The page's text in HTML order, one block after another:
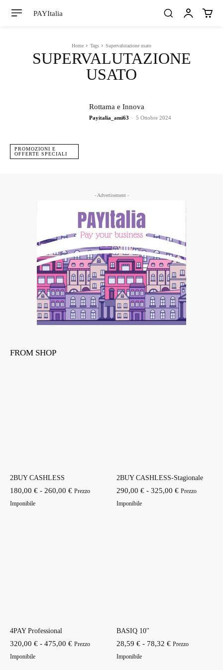
PAYItalia
Home Tags Supervalutazione usato
SUPERVALUTAZIONE
USATO
PROMOZIONI E
OFFERTE SPECIALI
Rottama e Innova
Payitalia_ami63 - 5 Ottobre 2024
- Advertisement -
FROM SHOP
2BUY CASHLESS
180,00 € - 260,00 €Fascia
Prezzo
Imponibile
2BUY CASHLESS-Stagionale
290,00 € - 325,00 €Fascia
Prezzo
Imponibile
4PAY Professional
320,00 € - 475,00 €Fascia
Prezzo
Imponibile
BASIQ 10''
28,59 € - 78,32 €Fascia
Prezzo
Imponibile